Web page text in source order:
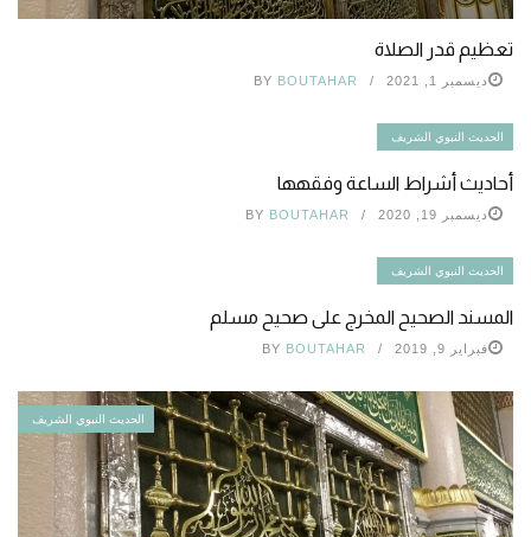
تعظيم قدر الصلاة
ديسمبر 1, 2021 BY BOUTAHAR
الحديث النبوي الشريف
أحاديث أشراط الساعة وفقهها
ديسمبر 19, 2020 BY BOUTAHAR
الحديث النبوي الشريف
المسند الصحيح المخرج على صحيح مسلم
فبراير 9, 2019 BY BOUTAHAR
الحديث النبوي الشريف